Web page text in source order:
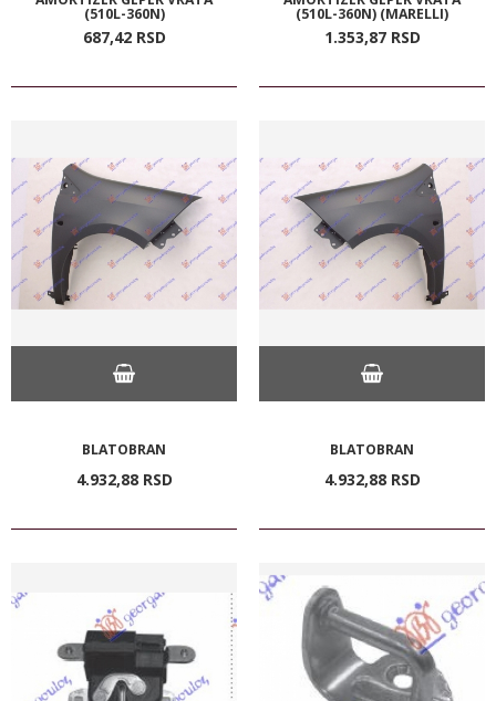
(510L-360N)
687,42 RSD
(510L-360N) (MARELLI)
1.353,87 RSD
BLATOBRAN
4.932,88 RSD
BLATOBRAN
4.932,88 RSD